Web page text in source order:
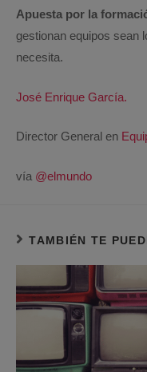
Apuesta por la
gestionan equipos sean
necesita.
José Enrique García.
Director General en
vía @elmundo
TAMBIÉN TE